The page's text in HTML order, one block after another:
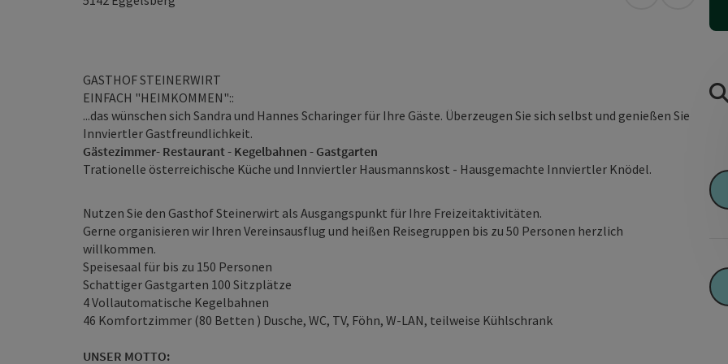
GASTHOF STEINERWIRT
EINFACH "HEIMKOMMEN"::
...das wünschen sich Sandra und Hannes Scharinger für Ihre Gäste. Überzeugen Sie sich selbst und genießen Sie
Innviertler Gastfreundlichkeit.
Gästezimmer- Restaurant - Kegelbahnen - Gastgarten
Trationelle österreichische Küche und Innviertler Hausmannskost - Hausgemachte Innviertler Knödel.
Nutzen Sie den Gasthof Steinerwirt als Ausgangspunkt für Ihre Freizeitaktivitäten.
Gerne organisieren wir Ihren Vereinsausflug und heißen Reisegruppen bis zu 50 Personen herzlich
willkommen.
Speisesaal für bis zu 150 Personen
Schattiger Gastgarten 100 Sitzplätze
4 Vollautomatische Kegelbahnen
46 Komfortzimmer (80 Betten ) Dusche, WC, TV, Föhn, W-LAN, teilweise Kühlschrank
UNSER MOTTO: